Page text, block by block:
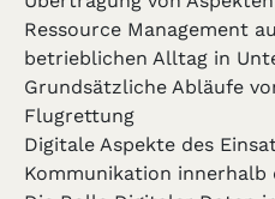
Ressource Management
betrieblichen Alltag in
Grundsätzliche Abläufe
Flugrettung
Digitale Aspekte des
Kommunikation innerhalb